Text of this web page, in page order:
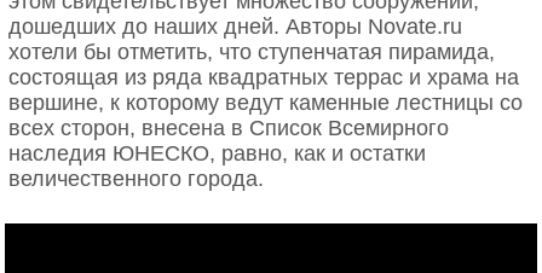
дошедших до наших дней. Авторы Novate.ru
хотели бы отметить, что ступенчатая пирамида,
состоящая из ряда квадратных террас и храма на
вершине, к которому ведут каменные лестницы со
всех сторон, внесена в Список Всемирного
наследия ЮНЕСКО, равно, как и остатки
величественного города.